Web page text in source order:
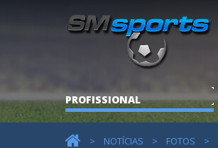
PROFISSIONAL
> NOTÍCIAS > FOTOS >